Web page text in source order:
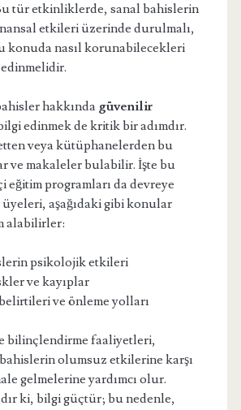
tür etkinliklerde, sanal bahislerin
etkileri üzerinde durulmalı,
konuda nasıl korunabilecekleri
hakkında güvenilir
edinmek de kritik bir adımdır.
veya kütüphanelerden bu
ve makaleler bulabilir. İşte bu
eğitim programları da devreye
aşağıdaki gibi konular
alabilirler:
psikolojik etkileri
ve kayıplar
belirtileri ve önleme yolları
bilinçlendirme faaliyetleri,
olumsuz etkilerine karşı
gelmelerine yardımcı olur.
ki, bilgi güçtür; bu nedenle,